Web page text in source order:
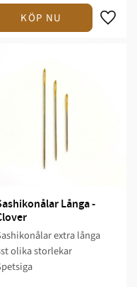
Långa -
extra långa
olika storlekar